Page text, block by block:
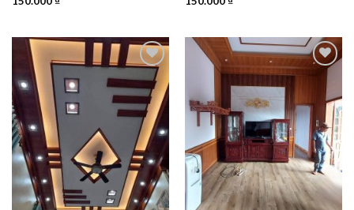
Add to
wishlist
Add to
wishlist